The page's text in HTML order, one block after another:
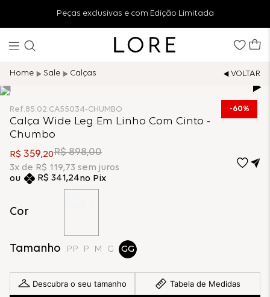
Peças exclusivas e com Edição Limitada
Sale Calças
60%
Ref.85.02.CA55034-CHUMBO
Calça Wide Leg Em Linho Com Cinto -
Chumbo
R$ 359,20R$ 898,00
3x de R$ 119,73 sem juros
R$ 341,24no Pix
Cor
Tamanho PP P M G GG
Descubra o seu tamanho Tabela de Medidas